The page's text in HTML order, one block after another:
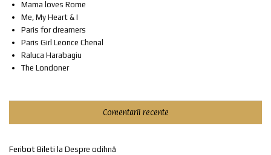
Mama loves Rome
Me, My Heart & I
Paris for dreamers
Paris Girl Leonce Chenal
Raluca Harabagiu
The Londoner
Comentarii recente
Feribot Bileti la Despre odihnă